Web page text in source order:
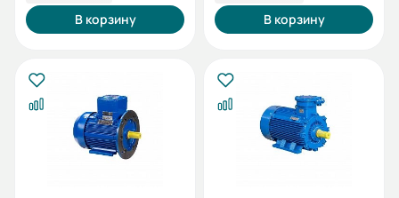
В корзину В корзину